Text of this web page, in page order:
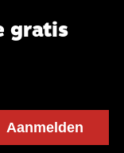
gratis